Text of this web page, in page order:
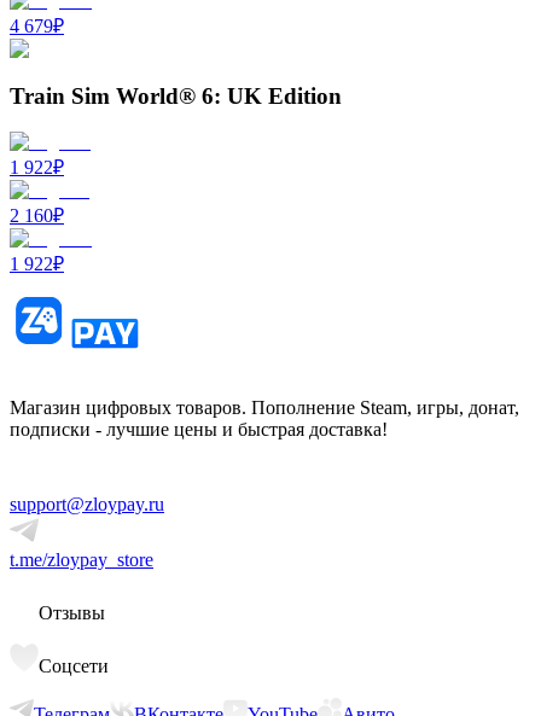
4 679₽
Train Sim World® 6: UK Edition
1 922₽
2 160₽
1 922₽
Магазин цифровых товаров. Пополнение Steam, игры, донат,
подписки - лучшие цены и быстрая доставка!
support@zloypay.ru
t.me/zloypay_store
Отзывы
Соцсети